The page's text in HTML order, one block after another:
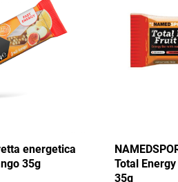
35g
NAMEDSPORT
Total Energy mix